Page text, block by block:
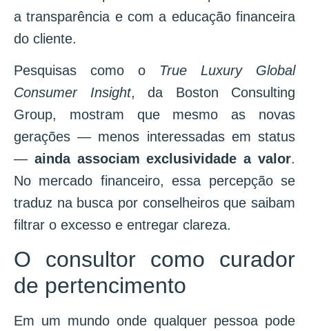
a transparência e com a educação financeira
do cliente.
Pesquisas como o True Luxury Global
Consumer Insight, da Boston Consulting
Group, mostram que mesmo as novas
gerações — menos interessadas em status
— ainda associam exclusividade a valor.
No mercado financeiro, essa percepção se
traduz na busca por conselheiros que saibam
filtrar o excesso e entregar clareza.
O consultor como curador
de pertencimento
Em um mundo onde qualquer pessoa pode